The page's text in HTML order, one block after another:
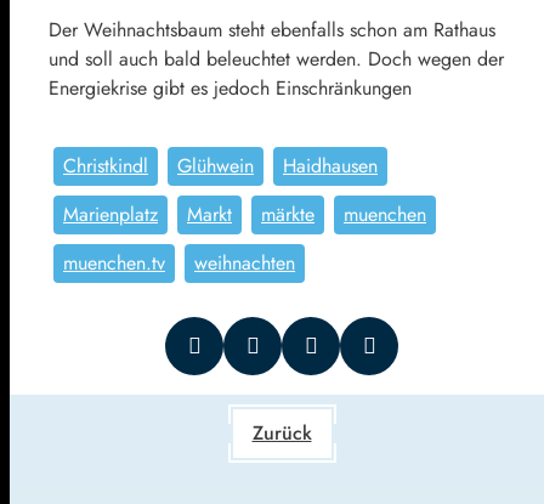
Der Weihnachtsbaum steht ebenfalls schon am Rathaus
und soll auch bald beleuchtet werden. Doch wegen der
Energiekrise gibt es jedoch Einschränkungen
Christkindl Glühwein
Haidhausen
Marienplatz
Markt märkte
muenchen
muenchen.tv
weihnachten
Zurück